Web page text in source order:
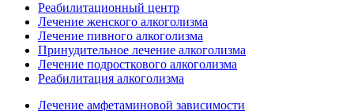
Реабилитационный центр
Лечение женского алкоголизма
Лечение пивного алкоголизма
Принудительное лечение алкоголизма
Лечение подросткового алкоголизма
Реабилитация алкоголизма
Лечение амфетаминовой зависимости